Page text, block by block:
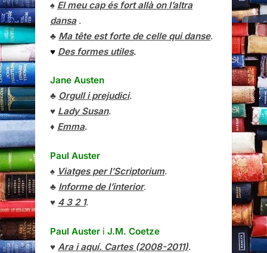
♠ El meu cap és fort allà on l’altra
dansa.
♣ Ma tête est forte de celle qui danse.
♥ Des formes utiles.
Jane Austen
♣ Orgull i prejudici.
♥ Lady Susan.
♦ Emma.
Paul Auster
♠ Viatges per l’Scriptorium.
♣ Informe de l’interior.
♥ 4 3 2 1.
Paul Auster i J.M. Coetze
♥ Ara i aquí. Cartes (2008-2011).